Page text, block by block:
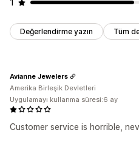
1
Değerlendirme yazın Tüm
Customer service is horrible,
Avianne Jewelers
Amerika Birleşik Devletleri
Uygulamayı kullanma süresi:6 ay